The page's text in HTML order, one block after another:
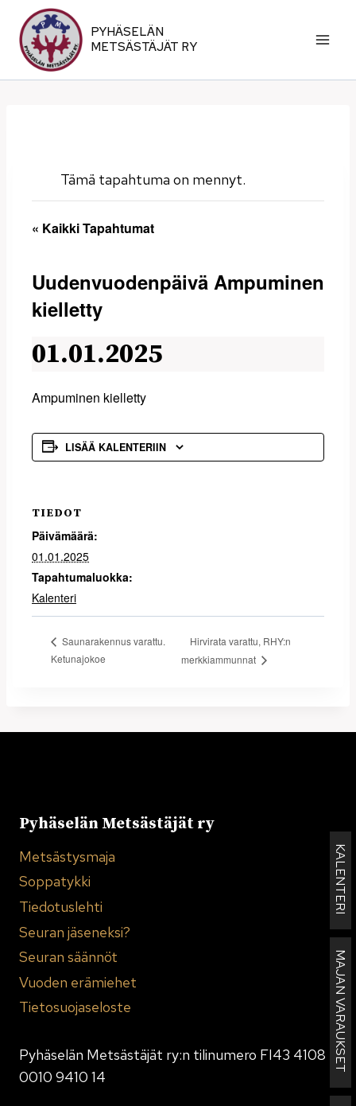
KALENTERI
MAJAN VARAUKSET
sisältöön
PYHÄSELÄN
METSÄSTÄJÄT RY
Tämä tapahtuma on mennyt.
« Kaikki Tapahtumat
Uudenvuodenpäivä Ampuminen
kielletty
01.01.2025
Ampuminen kielletty
LISÄÄ KALENTERIIN
TIEDOT
Päivämäärä:
01.01.2025
Tapahtumaluokka:
Kalenteri
Saunarakennus varattu.
Ketunajokoe
Hirvirata varattu, RHY:n
merkkiammunnat
Pyhäselän Metsästäjät ry
Metsästysmaja
Soppatykki
Tiedotuslehti
Seuran jäseneksi?
Seuran säännöt
Vuoden erämiehet
Tietosuojaseloste
Pyhäselän Metsästäjät ry:n tilinumero FI43 4108
0010 9410 14